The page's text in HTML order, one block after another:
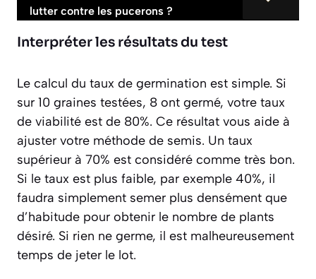
lutter contre les pucerons ?
Interpréter les résultats du test
Le calcul du taux de germination est simple. Si
sur 10 graines testées, 8 ont germé, votre taux
de viabilité est de 80%. Ce résultat vous aide à
ajuster votre méthode de semis. Un taux
supérieur à 70% est considéré comme très bon.
Si le taux est plus faible, par exemple 40%, il
faudra simplement semer plus densément que
d’habitude pour obtenir le nombre de plants
désiré. Si rien ne germe, il est malheureusement
temps de jeter le lot.